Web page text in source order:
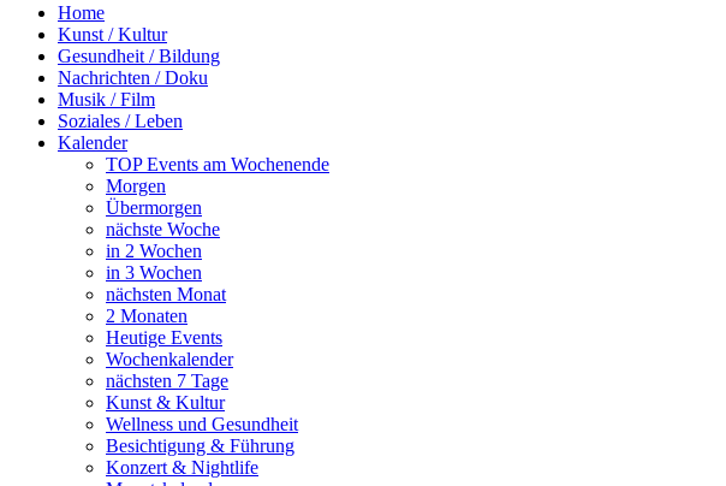
Home
Kunst / Kultur
Gesundheit / Bildung
Nachrichten / Doku
Musik / Film
Soziales / Leben
Kalender
TOP Events am Wochenende
Morgen
Übermorgen
nächste Woche
in 2 Wochen
in 3 Wochen
nächsten Monat
2 Monaten
Heutige Events
Wochenkalender
nächsten 7 Tage
Kunst & Kultur
Wellness und Gesundheit
Besichtigung & Führung
Konzert & Nightlife